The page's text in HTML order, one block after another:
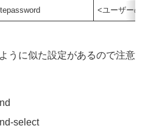
<ユーザーの
うに似た設定があるので注意
select